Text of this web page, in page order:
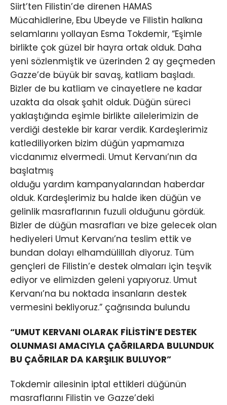
Siirt’ten Filistin’de direnen HAMAS
Mücahidlerine, Ebu Ubeyde ve Filistin halkına
selamlarını yollayan Esma Tokdemir, “Eşimle
birlikte çok güzel bir hayra ortak olduk. Daha
yeni sözlenmiştik ve üzerinden 2 ay geçmeden
Gazze’de büyük bir savaş, katliam başladı.
Bizler de bu katliam ve cinayetlere ne kadar
uzakta da olsak şahit olduk. Düğün süreci
yaklaştığında eşimle birlikte ailelerimizin de
verdiği destekle bir karar verdik. Kardeşlerimiz
katlediliyorken bizim düğün yapmamıza
vicdanımız elvermedi. Umut Kervanı’nın da
başlatmış
olduğu yardım kampanyalarından haberdar
olduk. Kardeşlerimiz bu halde iken düğün ve
gelinlik masraflarının fuzuli olduğunu gördük.
Bizler de düğün masrafları ve bize gelecek olan
hediyeleri Umut Kervanı’na teslim ettik ve
bundan dolayı elhamdülillah diyoruz. Tüm
gençleri de Filistin’e destek olmaları için teşvik
ediyor ve elimizden geleni yapıyoruz. Umut
Kervanı’na bu noktada insanların destek
vermesini bekliyoruz.” çağrısında bulundu
“UMUT KERVANI OLARAK FİLİSTİN’E DESTEK
OLUNMASI AMACIYLA ÇAĞRILARDA BULUNDUK
BU ÇAĞRILAR DA KARŞILIK BULUYOR”
Tokdemir ailesinin iptal ettikleri düğünün
masraflarını Filistin ve Gazze’deki